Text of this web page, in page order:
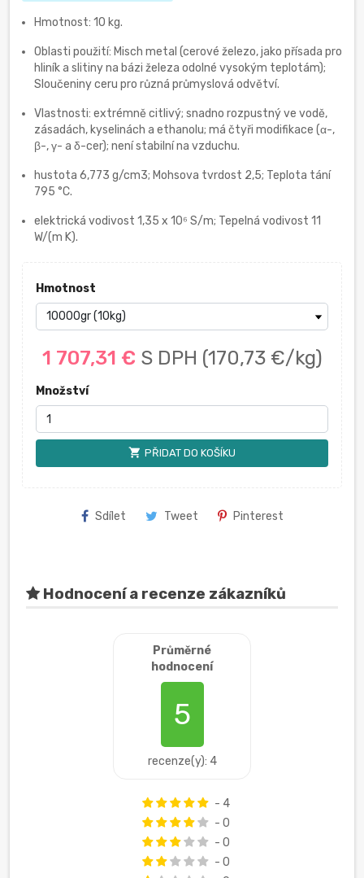
Hmotnost: 10 kg.
Oblasti použití: Misch metal (cerové železo, jako přísada pro
hliník a slitiny na bázi železa odolné vysokým teplotám);
Sloučeniny ceru pro různá průmyslová odvětví.
Vlastnosti: extrémně citlivý; snadno rozpustný ve vodě,
zásadách, kyselinách a ethanolu; má čtyři modifikace (α-,
β-, γ- a δ-cer); není stabilní na vzduchu.
hustota 6,773 g/cm3; Mohsova tvrdost 2,5; Teplota tání
795 °C.
elektrická vodivost 1,35 x 10⁶ S/m; Tepelná vodivost 11
W/(m K).
Hmotnost
1 707,31 € S DPH (170,73 €/kg)
Množství
shopping_cart PŘIDAT DO KOŠÍKU
Sdílet Tweet Pinterest
Hodnocení a recenze zákazníků
Průměrné
hodnocení
5
recenze(y): 4
- 4
- 0
- 0
- 0